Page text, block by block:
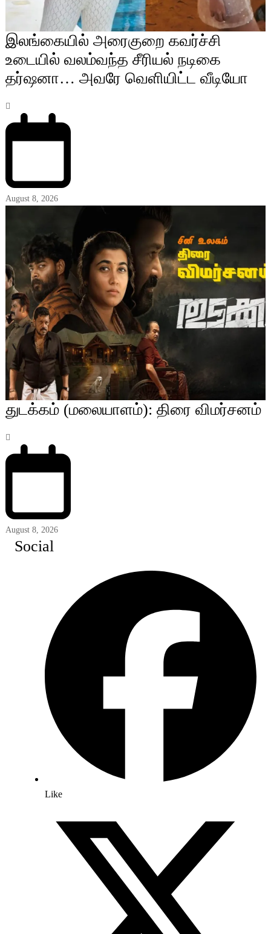
இலங்கையில் அரைகுறை கவர்ச்சி
உடையில் வலம்வந்த சீரியல் நடிகை
தர்ஷனா… அவரே வெளியிட்ட வீடியோ
August 8, 2026
துடக்கம் (மலையாளம்): திரை விமர்சனம்
August 8, 2026
Social
Like